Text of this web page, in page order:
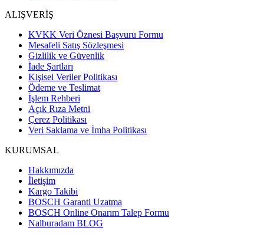
ALIŞVERİŞ
KVKK Veri Öznesi Başvuru Formu
Mesafeli Satış Sözleşmesi
Gizlilik ve Güvenlik
İade Şartları
Kişisel Veriler Politikası
Ödeme ve Teslimat
İşlem Rehberi
Açık Rıza Metni
Çerez Politikası
Veri Saklama ve İmha Politikası
KURUMSAL
Hakkımızda
İletişim
Kargo Takibi
BOSCH Garanti Uzatma
BOSCH Online Onarım Talep Formu
Nalburadam BLOG